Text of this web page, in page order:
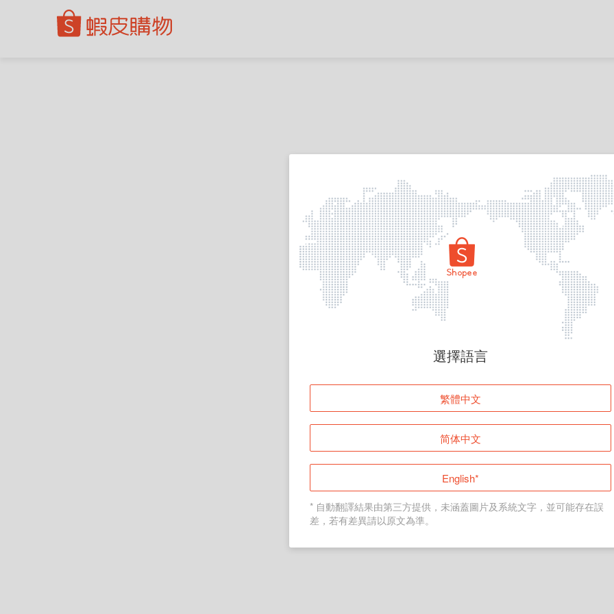
頁面無法顯示
登入
返回首頁
選擇語言
繁體中文
简体中文
English*
* 自動翻譯結果由第三方提供，未涵蓋圖片及系統文字，並可能存在誤
差，若有差異請以原文為準。